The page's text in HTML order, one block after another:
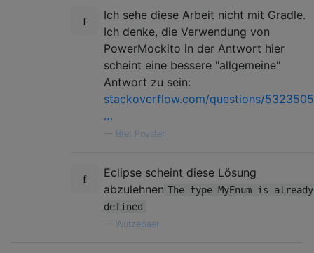
Ich sehe diese Arbeit nicht mit Gradle.
Ich denke, die Verwendung von
PowerMockito in der Antwort hier
scheint eine bessere "allgemeine"
Antwort zu sein:
stackoverflow.com/questions/
…
Bret Royster
Eclipse scheint diese Lösung
abzulehnen The type MyEnum is already
defined
Wutzebaer